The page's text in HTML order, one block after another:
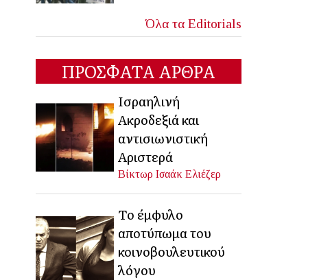
Όλα τα Editorials
ΠΡΟΣΦΑΤΑ ΑΡΘΡΑ
Ισραηλινή
Ακροδεξιά και
αντισιωνιστική
Αριστερά
Βίκτωρ Ισαάκ Ελιέζερ
Το έμφυλο
αποτύπωμα του
κοινοβουλευτικού
λόγου